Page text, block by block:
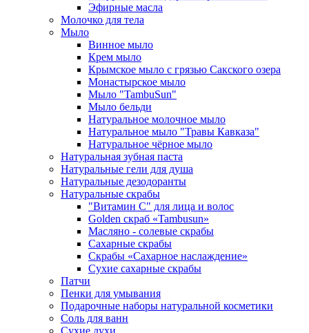
Эфирные масла
Молочко для тела
Мыло
Винное мыло
Крем мыло
Крымское мыло с грязью Сакского озера
Монастырское мыло
Мыло "TambuSun"
Мыло бельди
Натуральное молочное мыло
Натуральное мыло "Травы Кавказа"
Натуральное чёрное мыло
Натуральная зубная паста
Натуральные гели для душа
Натуральные дезодоранты
Натуральные скрабы
"Витамин С" для лица и волос
Golden скраб «Tambusun»
Масляно - солевые скрабы
Сахарные скрабы
Скрабы «Сахарное наслаждение»
Сухие сахарные скрабы
Патчи
Пенки для умывания
Подарочные наборы натуральной косметики
Соль для ванн
Сухие духи